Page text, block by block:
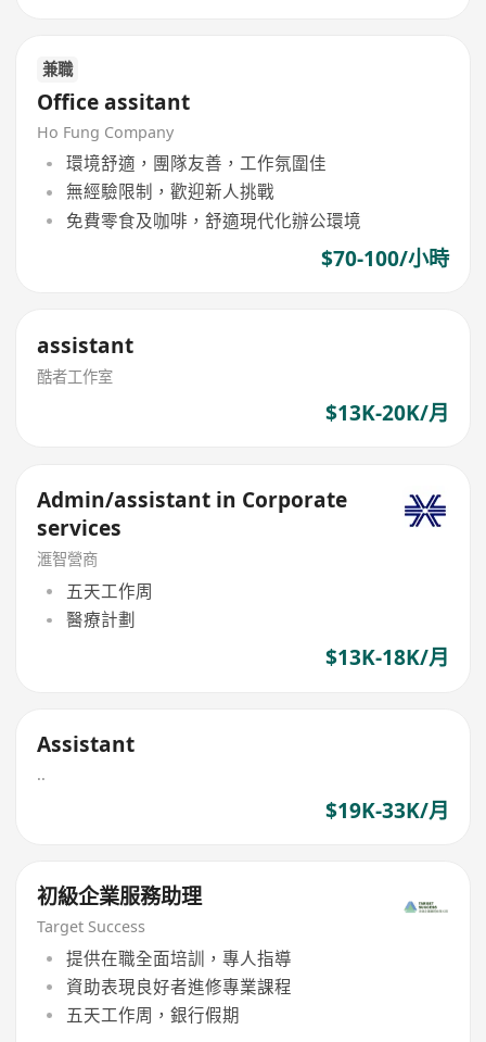
兼職
Office assitant
Ho Fung Company
環境舒適，團隊友善，工作氛圍佳
無經驗限制，歡迎新人挑戰
免費零食及咖啡，舒適現代化辦公環境
$70-100/小時
assistant
酷者工作室
$13K-20K/月
Admin/assistant in Corporate
services
滙智營商
五天工作周
醫療計劃
$13K-18K/月
Assistant
..
$19K-33K/月
初級企業服務助理
Target Success
提供在職全面培訓，專人指導
資助表現良好者進修專業課程
五天工作周，銀行假期